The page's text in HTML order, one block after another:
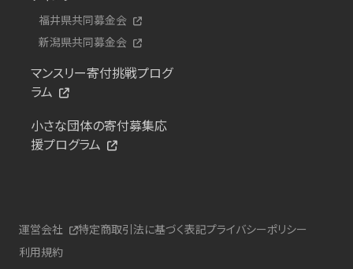
福井県共同募金会
新潟県共同募金会
マンスリー寄付挑戦プログ
ラム
小さな団体の寄付募集応
援プログラム
運営会社 特定商取引法に基づく表記プライバシーポリシー
利用規約